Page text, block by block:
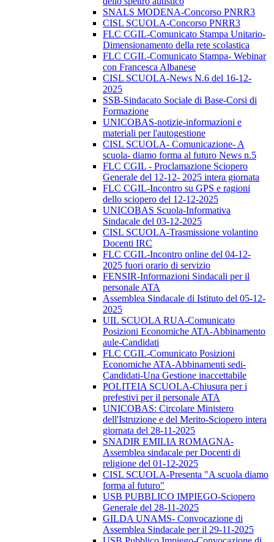
SNALS MODENA-Concorso PNRR3
CISL SCUOLA-Concorso PNRR3
FLC CGIL-Comunicato Stampa Unitario-
Dimensionamento della rete scolastica
FLC CGIL-Comunicato Stampa- Webinar
con Francesca Albanese
CISL SCUOLA-News N.6 del 16-12-
2025
SSB-Sindacato Sociale di Base-Corsi di
Formazione
UNICOBAS-notizie-informazioni e
materiali per l'autogestione
CISL SCUOLA- Comunicazione- A
scuola- diamo forma al futuro News n.5
FLC CGIL - Proclamazione Sciopero
Generale del 12-12- 2025 intera giornata
FLC CGIL-Incontro su GPS e ragioni
dello sciopero del 12-12-2025
UNICOBAS Scuola-Informativa
Sindacale del 03-12-2025
CISL SCUOLA-Trasmissione volantino
Docenti IRC
FLC CGIL-Incontro online del 04-12-
2025 fuori orario di servizio
FENSIR-Informazioni Sindacali per il
personale ATA
Assemblea Sindacale di Istituto del 05-12-
2025
UIL SCUOLA RUA-Comunicato
Posizioni Economiche ATA-Abbinamento
aule-Candidati
FLC CGIL-Comunicato Posizioni
Economiche ATA-Abbinamenti sedi-
Candidati-Una Gestione inaccettabile
POLITEIA SCUOLA-Chiusura per i
prefestivi per il personale ATA
UNICOBAS: Circolare Ministero
dell'Istruzione e del Merito-Sciopero intera
giornata del 28-11-2025
SNADIR EMILIA ROMAGNA-
Assemblea sindacale per Docenti di
religione del 01-12-2025
CISL SCUOLA-Presenta "A scuola diamo
forma al futuro"
USB PUBBLICO IMPIEGO-Sciopero
Generale del 28-11-2025
GILDA UNAMS- Convocazione di
Assemblea Sindacale per il 29-11-2025